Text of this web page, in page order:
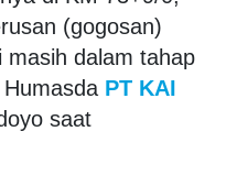
(gogosan)
masih dalam tahap
PT KAI
saat